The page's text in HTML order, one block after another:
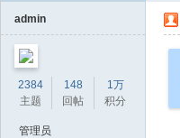
admin
2384
主题
148
回帖
1万
积分
管理员